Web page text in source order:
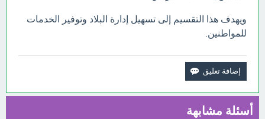
ويهدف هذا التقسيم إلى تسهيل إدارة البلاد وتوفير الخدمات
للمواطنين.
أسئلة مشابهة